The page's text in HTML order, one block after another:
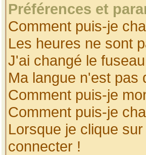
Préférences et
Comment puis-je
Les heures ne sont
J'ai changé le
Ma langue n'est pas
Comment puis-je
Comment puis-je
Lorsque je clique
connecter !